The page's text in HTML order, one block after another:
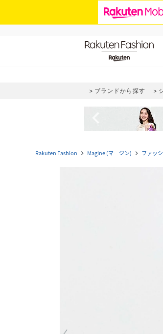
ブランドから探す
Rakuten Fashion navigate_next Magine (マージン) navigate_next ファッ